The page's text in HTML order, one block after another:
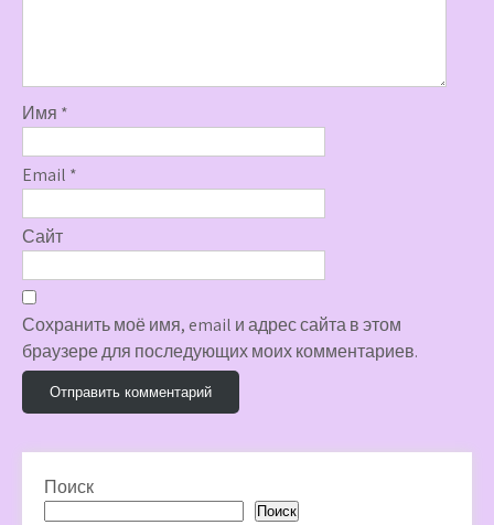
Имя *
Email *
Сайт
Сохранить моё имя, email и адрес сайта в этом
браузере для последующих моих комментариев.
Поиск
Поиск